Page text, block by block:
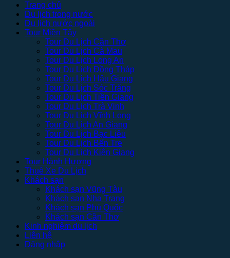
Trang chủ
Du lịch trong nước
Du lịch nước ngoài
Tour Miền Tây
Tour Du Lịch Cần Thơ
Tour Du Lịch Cà Mau
Tour Du Lịch Long An
Tour Du Lịch Đồng Tháp
Tour Du Lịch Hậu Giang
Tour Du Lịch Sóc Trăng
Tour Du Lịch Tiền Giang
Tour Du Lịch Trà Vinh
Tour Du Lịch Vĩnh Long
Tour Du Lịch An Giang
Tour Du Lịch Bạc Liêu
Tour Du Lịch Bến Tre
Tour Du Lịch Kiên Giang
Tour Hành Hương
Thuê Xe Du Lịch
Khách sạn
Khách sạn Vũng Tàu
Khách sạn Nha Trang
Khách sạn Phú Quốc
Khách sạn Cần Thơ
Kinh nghiệm du lịch
Liên hệ
Đăng nhập